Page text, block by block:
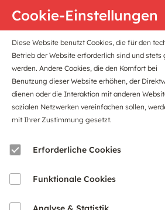
Anfahrt B2B-Portal
Damen Herren Kinder
Cookie-Einstellungen
Diese Website benutzt Cookies, die für den
Betrieb der Website erforderlich sind und stets
werden. Andere Cookies, die den Komfort bei
Benutzung dieser Website erhöhen, der
dienen oder die Interaktion mit anderen
sozialen Netzwerken vereinfachen sollen,
mit Ihrer Zustimmung gesetzt.
Erforderliche Cookies
Funktionale Cookies